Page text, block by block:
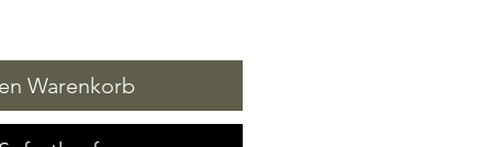
Warenkorb